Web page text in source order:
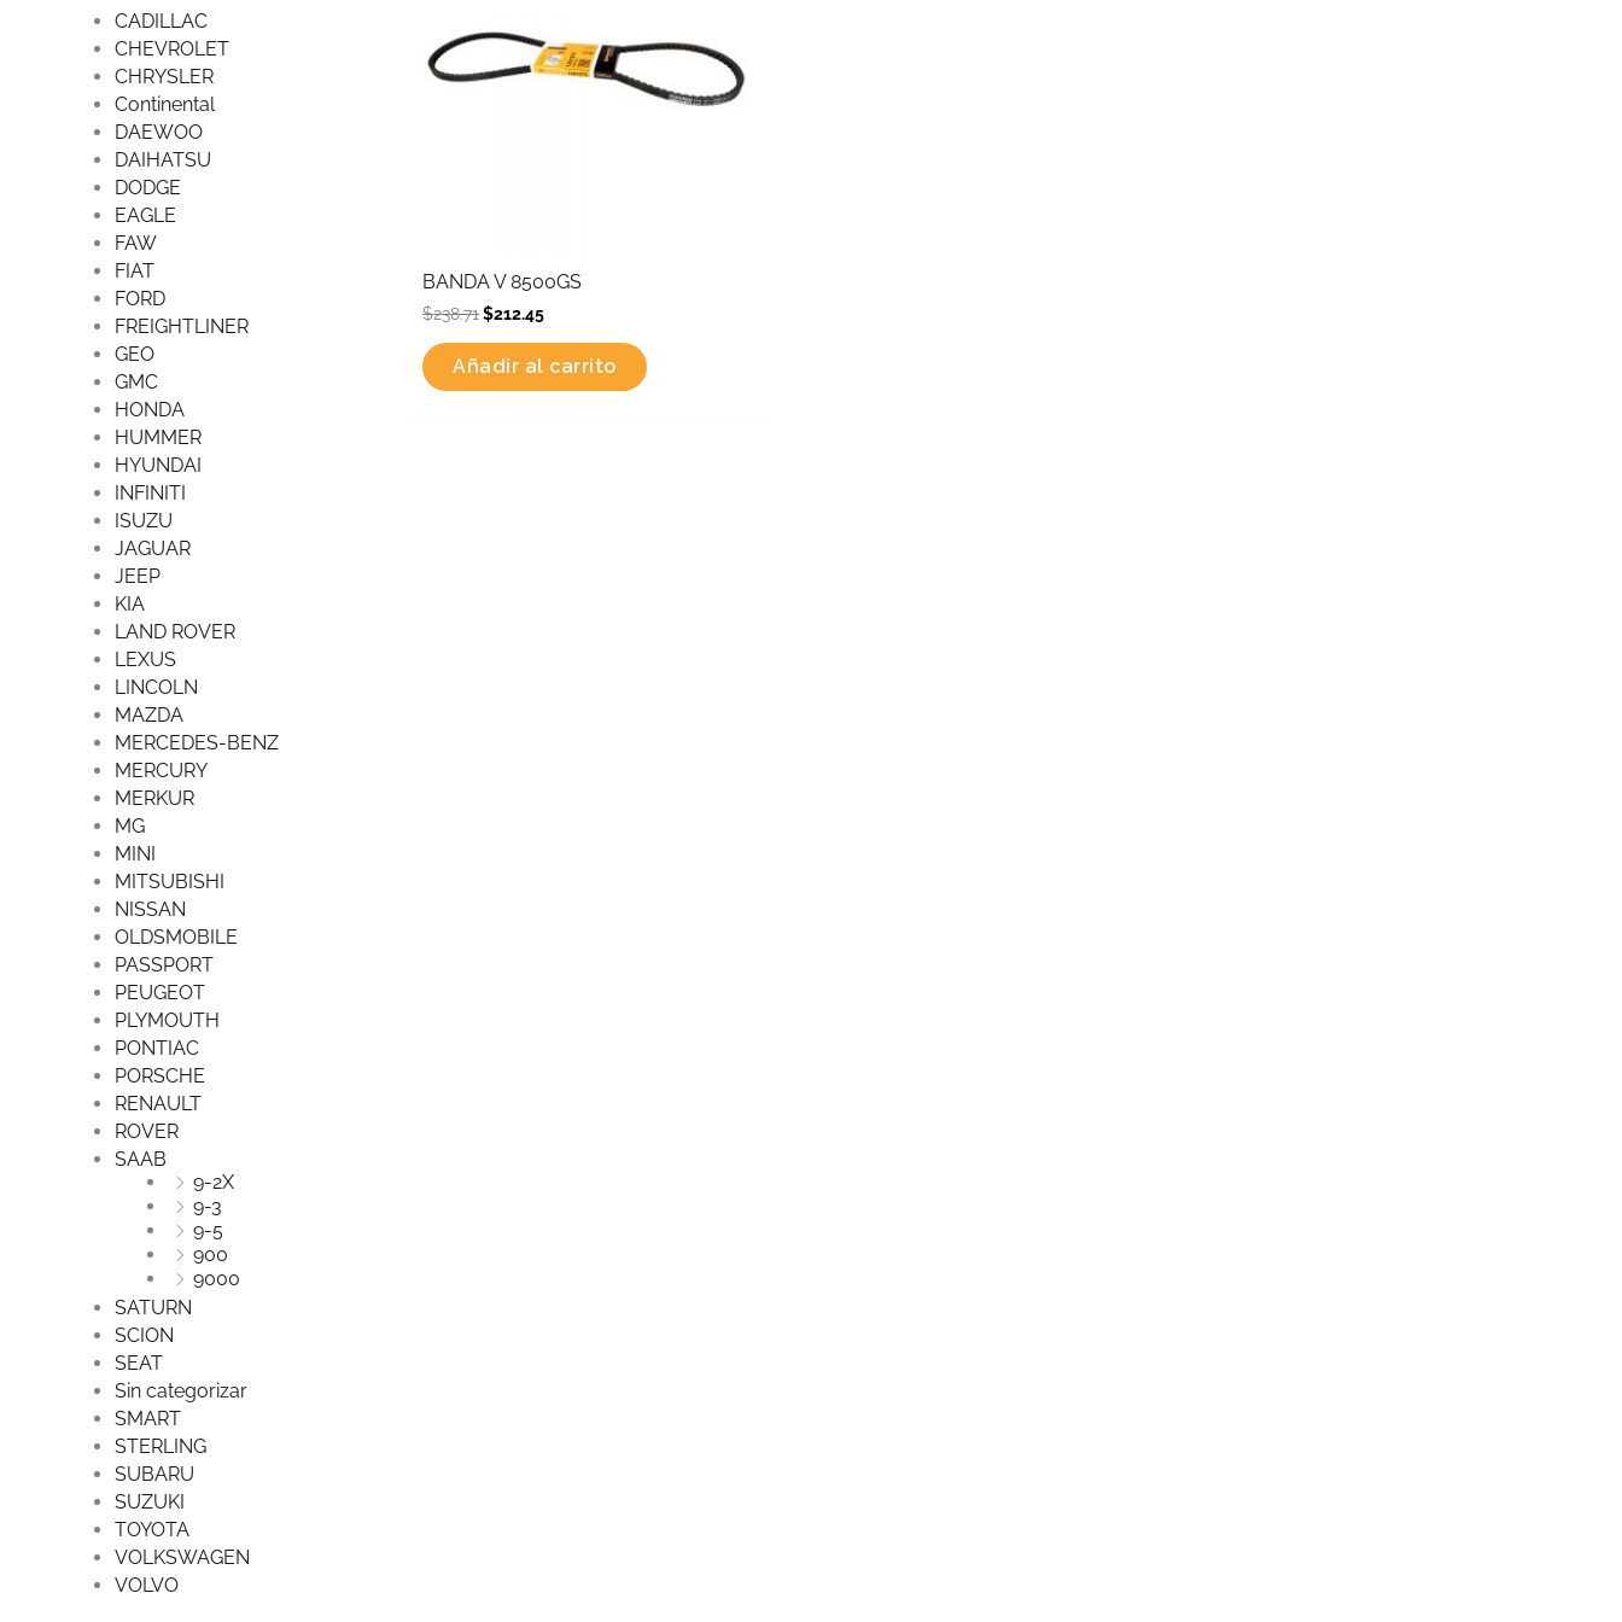
CADILLAC
CHEVROLET
CHRYSLER
Continental
DAEWOO
DAIHATSU
DODGE
EAGLE
FAW
FIAT
FORD
FREIGHTLINER
GEO
GMC
HONDA
HUMMER
HYUNDAI
INFINITI
ISUZU
JAGUAR
JEEP
KIA
LAND ROVER
LEXUS
LINCOLN
MAZDA
MERCEDES-BENZ
MERCURY
MERKUR
MG
MINI
MITSUBISHI
NISSAN
OLDSMOBILE
PASSPORT
PEUGEOT
PLYMOUTH
PONTIAC
PORSCHE
RENAULT
ROVER
SAAB
9-2X
9-3
9-5
900
9000
SATURN
SCION
SEAT
Sin categorizar
SMART
STERLING
SUBARU
SUZUKI
TOYOTA
VOLKSWAGEN
VOLVO
BANDA V 8500GS
$238.71$212.45
Añadir al carrito